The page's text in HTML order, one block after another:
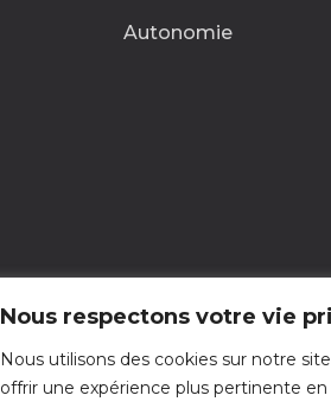
Nous respectons votre vie
Nous utilisons des cookies sur notre
offrir une expérience plus pertinente
Autonomie
Nous contacter